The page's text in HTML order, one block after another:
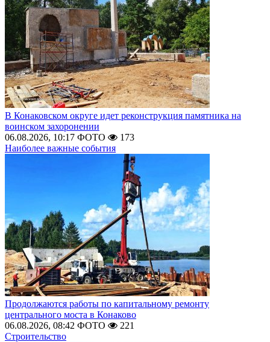
В Конаковском округе идет реконструкция памятника на
воинском захоронении
06.08.2026, 10:17 ФОТО
173
Наиболее важные события
Продолжаются работы по капитальному ремонту
центрального моста в Конаково
06.08.2026, 08:42 ФОТО
221
Строительство